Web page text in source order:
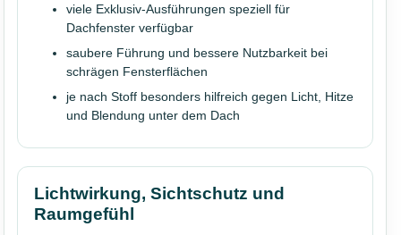
viele Exklusiv-Ausführungen speziell für
Dachfenster verfügbar
saubere Führung und bessere Nutzbarkeit bei
schrägen Fensterflächen
je nach Stoff besonders hilfreich gegen Licht, Hitze
und Blendung unter dem Dach
Lichtwirkung, Sichtschutz und
Raumgefühl